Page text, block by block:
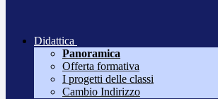
Didattica
Panoramica
Offerta formativa
I progetti delle classi
Cambio Indirizzo